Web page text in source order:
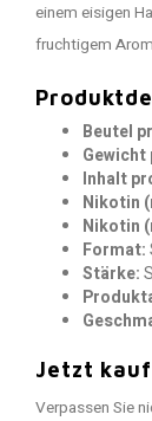
einem eisigen
fruchtigem
Beutel
Gewicht
Inhalt
Nikotin
Nikotin
Format:
Stärke:
Jetzt
Verpassen Sie